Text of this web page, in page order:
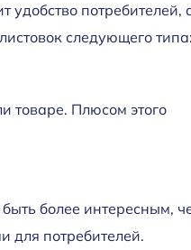
удобство потребителей,
следующего типа:
товаре. Плюсом этого
более интересным,
для потребителей.